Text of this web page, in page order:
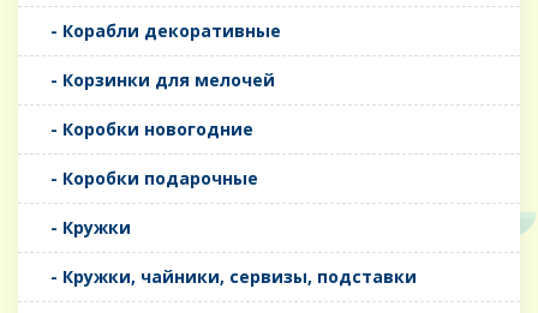
- Корабли декоративные
- Корзинки для мелочей
- Коробки новогодние
- Коробки подарочные
- Кружки
- Кружки, чайники, сервизы, подставки